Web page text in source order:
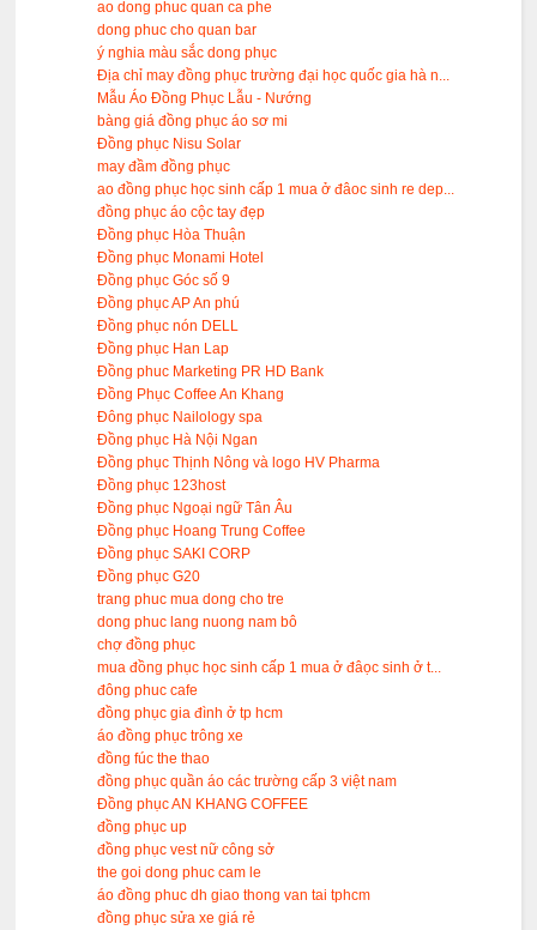
ao dong phuc quan ca phe
dong phuc cho quan bar
ý nghia màu sắc dong phục
Địa chỉ may đồng phục trường đại học quốc gia hà n...
Mẫu Áo Đồng Phục Lẫu - Nướng
bàng giá đồng phục áo sơ mi
Đồng phục Nisu Solar
may đầm đồng phục
ao đồng phục học sinh cấp 1 mua ở đâoc sinh re dep...
đồng phục áo cộc tay đẹp
Đồng phục Hòa Thuận
Đồng phục Monami Hotel
Đồng phục Góc số 9
Đồng phục AP An phú
Đồng phục nón DELL
Đồng phục Han Lap
Đồng phuc Marketing PR HD Bank
Đồng Phục Coffee An Khang
Đông phục Nailology spa
Đồng phục Hà Nội Ngan
Đồng phục Thịnh Nông và logo HV Pharma
Đồng phục 123host
Đồng phục Ngoại ngữ Tân Âu
Đồng phục Hoang Trung Coffee
Đồng phục SAKI CORP
Đồng phục G20
trang phuc mua dong cho tre
dong phuc lang nuong nam bô
chợ đồng phục
mua đồng phục học sinh cấp 1 mua ở đâọc sinh ở t...
đông phuc cafe
đồng phục gia đình ở tp hcm
áo đồng phục trông xe
đồng fúc the thao
đồng phục quần áo các trường cấp 3 việt nam
Đồng phục AN KHANG COFFEE
đồng phục up
đồng phục vest nữ công sở
the goi dong phuc cam le
áo đồng phuc dh giao thong van tai tphcm
đồng phục sửa xe giá rẻ